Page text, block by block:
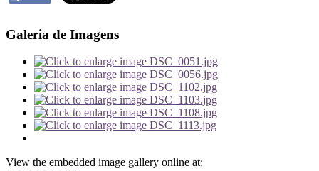
Galeria de Imagens
View the embedded image gallery online at: